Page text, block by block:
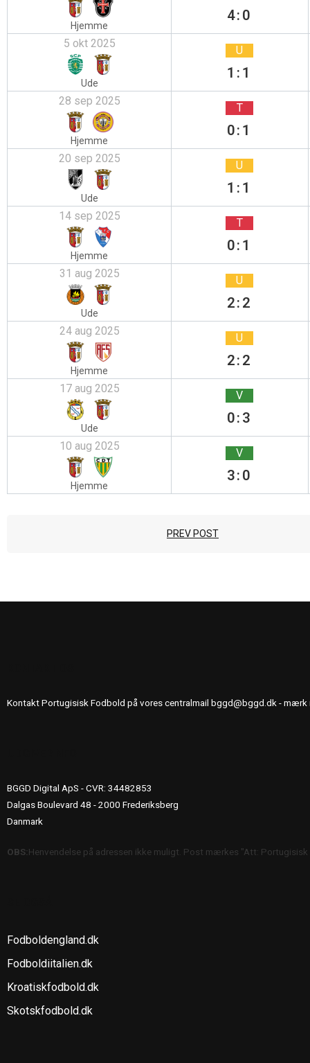
Hjemme
4:0
5 okt 2025
Ude
U
1:1
28 sep 2025
Hjemme
T
0:1
20 sep 2025
Ude
U
1:1
14 sep 2025
Hjemme
T
0:1
31 aug 2025
Ude
U
2:2
24 aug 2025
Hjemme
U
2:2
17 aug 2025
Ude
V
0:3
10 aug 2025
Hjemme
V
3:0
PREV POST
Kontakt Portugisisk Fodbold på vores centralmail bggd@bggd.dk - mærk
BGGD Digital ApS - CVR: 34482853
Dalgas Boulevard 48 - 2000 Frederiksberg
Danmark
OBS:Henvendelse på adressen ikke muligt. Post mærkes "Att:
Fodboldengland.dk
Fodboldiitalien.dk
Kroatiskfodbold.dk
Skotskfodbold.dk